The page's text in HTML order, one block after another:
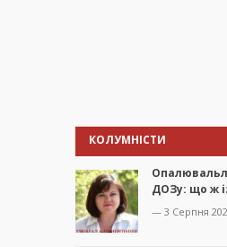
КОЛУМНІСТИ
ДОЗу: що ж
— 3 Серпня